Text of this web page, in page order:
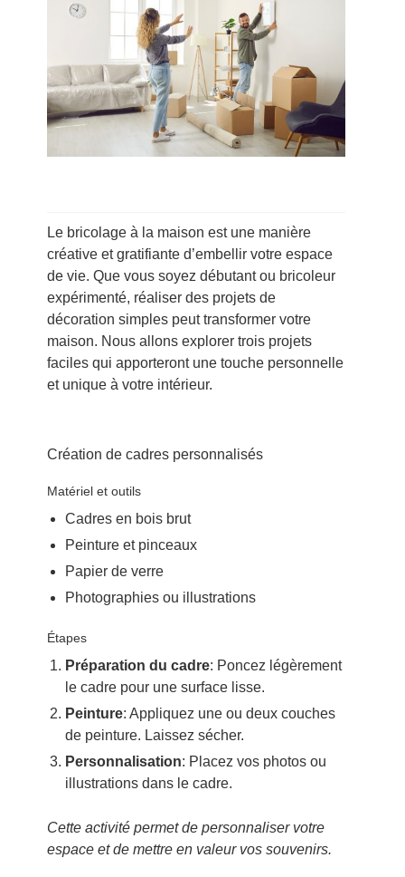
Le bricolage à la maison est une manière
créative et gratifiante d’embellir votre espace
de vie. Que vous soyez débutant ou bricoleur
expérimenté, réaliser des projets de
décoration simples peut transformer votre
maison. Nous allons explorer trois projets
faciles qui apporteront une touche personnelle
et unique à votre intérieur.
Création de cadres personnalisés
Matériel et outils
Cadres en bois brut
Peinture et pinceaux
Papier de verre
Photographies ou illustrations
Étapes
Préparation du cadre: Poncez légèrement
le cadre pour une surface lisse.
Peinture: Appliquez une ou deux couches
de peinture. Laissez sécher.
Personnalisation: Placez vos photos ou
illustrations dans le cadre.
Cette activité permet de personnaliser votre
espace et de mettre en valeur vos souvenirs.